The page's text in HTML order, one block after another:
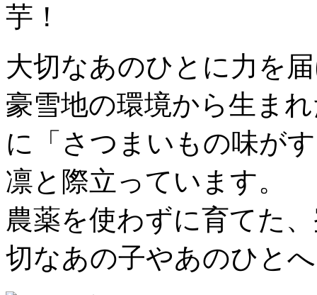
芋！
大切なあのひとに力を
豪雪地の環境から生ま
に「さつまいもの味が
凛と際立っています。
農薬を使わずに育てた
切なあの子やあのひと